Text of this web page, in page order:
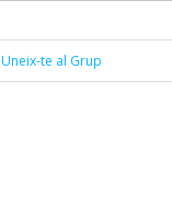
Uneix-te al Grup